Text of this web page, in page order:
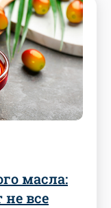
масла:
все